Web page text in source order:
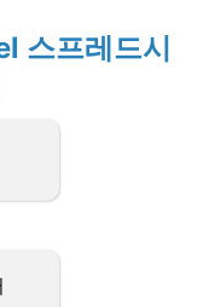
스프레드시